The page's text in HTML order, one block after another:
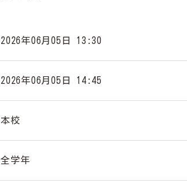
2026年06月05日 13:30
2026年06月05日 14:45
本校
全学年